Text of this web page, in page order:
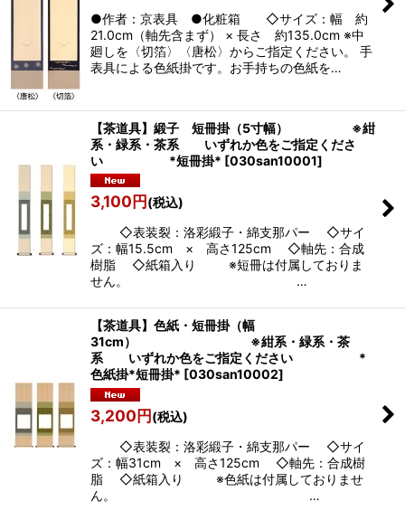
●作者：京表具 ●化粧箱 ◇サイズ：幅 約
21.0cm（軸先含まず） × 長さ 約135.0cm ※中
廻しを〈切箔〉〈唐松〉からご指定ください。 手
表具による色紙掛です。お手持ちの色紙を…
【茶道具】緞子 短冊掛（5寸幅） ※紺
系・緑系・茶系 いずれか色をご指定くださ
い *短冊掛* [030san10001]
3,100円(税込)
◇表装裂：洛彩緞子・綿支那パー ◇サイ
ズ：幅15.5cm × 高さ125cm ◇軸先：合成
樹脂 ◇紙箱入り ※短冊は付属しておりま
せん。 …
【茶道具】色紙・短冊掛（幅
31cm） ※紺系・緑系・茶
系 いずれか色をご指定ください *
色紙掛*短冊掛* [030san10002]
3,200円(税込)
◇表装裂：洛彩緞子・綿支那パー ◇サイ
ズ：幅31cm × 高さ125cm ◇軸先：合成樹
脂 ◇紙箱入り ※色紙は付属しておりませ
ん。 …